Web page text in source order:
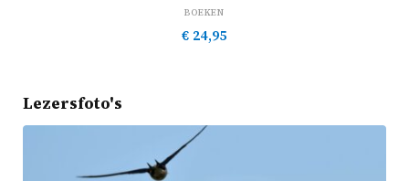
BOEKEN
€ 24,95
Lezersfoto's